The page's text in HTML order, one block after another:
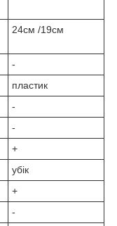
24см /19см
-
пластик
-
-
+
убік
+
-